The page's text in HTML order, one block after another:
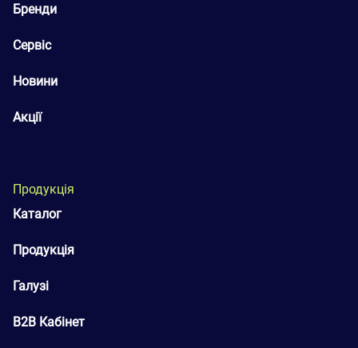
Бренди
Сервіс
Новини
Акції
Продукція
Каталог
Продукція
Галузі
B2B Кабінет